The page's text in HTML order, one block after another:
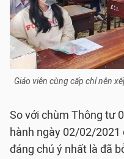
Giáo viên cùng cấp chỉ nên
So với chùm Thông tư
hành ngày 02/02/2021
đáng chú ý nhất là đã